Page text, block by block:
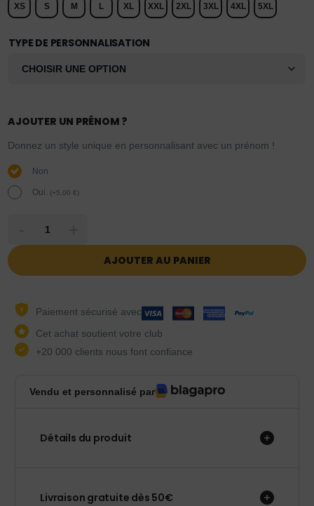
XS S M L XL XXL 2XL 3XL 4XL 5XL
TYPE DE PERSONNALISATION
AJOUTER UN PRÉNOM ?
Donnez un style unique en personnalisant avec un prénom !
Non
Oui. (+5,00€)
AJOUTER AU PANIER
Paiement sécurisé avec
Cet achat soutient votre club
+20 000 clients nous font confiance
Vendu et personnalisé par
Détails du produit
Livraison gratuite dès 50€